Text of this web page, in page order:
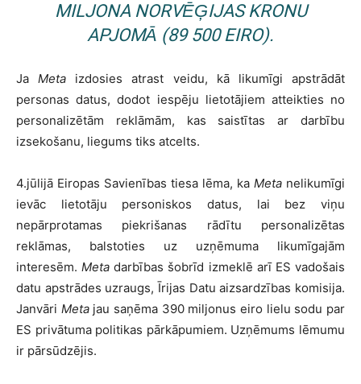
MILJONA NORVĒĢIJAS KRONU
APJOMĀ (89 500 EIRO).
JaMeta izdosies atrast veidu, kā likumīgi apstrādāt
personas datus, dodot iespēju lietotājiem atteikties no
personalizētām reklāmām, kas saistītas ar darbību
izsekošanu, liegums tiks atcelts.
4.jūlijā Eiropas Savienības tiesa lēma, ka Meta nelikumīgi
ievāc lietotāju personiskos datus, lai bez viņu
nepārprotamas piekrišanas rādītu personalizētas
reklāmas, balstoties uz uzņēmuma likumīgajām
interesēm.Meta darbības šobrīd izmeklē arī ES vadošais
datu apstrādes uzraugs, Īrijas Datu aizsardzības komisija.
Janvāri Metajau saņēma 390 miljonus eiro lielu sodu par
ES privātuma politikas pārkāpumiem. Uzņēmums lēmumu
ir pārsūdzējis.